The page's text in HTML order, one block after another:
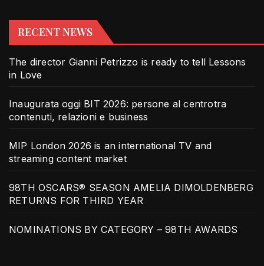
RECENT NEWS
The director Gianni Petrizzo is ready to tell Lessons
in Love
Inaugurata oggi BIT 2026: persone al centrotra
contenuti, relazioni e business
MIP London 2026 is an international TV and
streaming content market
98TH OSCARS® SEASON AMELIA DIMOLDENBERG
RETURNS FOR THIRD YEAR
NOMINATIONS BY CATEGORY – 98TH AWARDS